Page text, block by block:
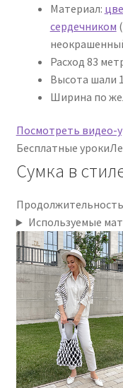
Материал:
сердечником
Расход 83
Высота шали
Ширина по
Посмотреть видео-
Бесплатные уроки
Сумка в
Продолжительность
Используемые